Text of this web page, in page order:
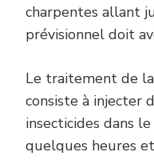
charpentes allant
prévisionnel doit
Le traitement de
consiste à injecter
insecticides dans
quelques heures